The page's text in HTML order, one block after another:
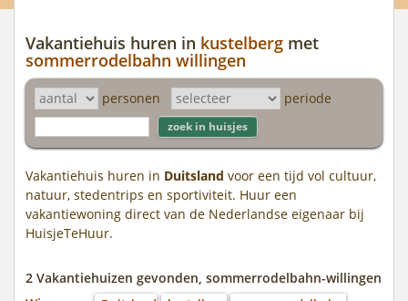
Vakantiehuis huren in kustelberg met
sommerrodelbahn willingen
personen periode
Vakantiehuis huren in Duitsland voor een tijd vol cultuur,
natuur, stedentrips en sportiviteit. Huur een
vakantiewoning direct van de Nederlandse eigenaar bij
HuisjeTeHuur.
2 Vakantiehuizen gevonden, sommerrodelbahn-willingen